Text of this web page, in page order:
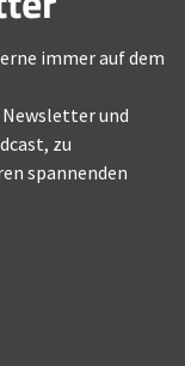
immer auf dem
und
zu
spannenden